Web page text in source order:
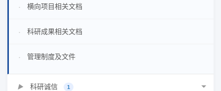
• 横向项目相关文档
• 科研成果相关文档
• 管理制度及文件
▶ 科研诚信 1